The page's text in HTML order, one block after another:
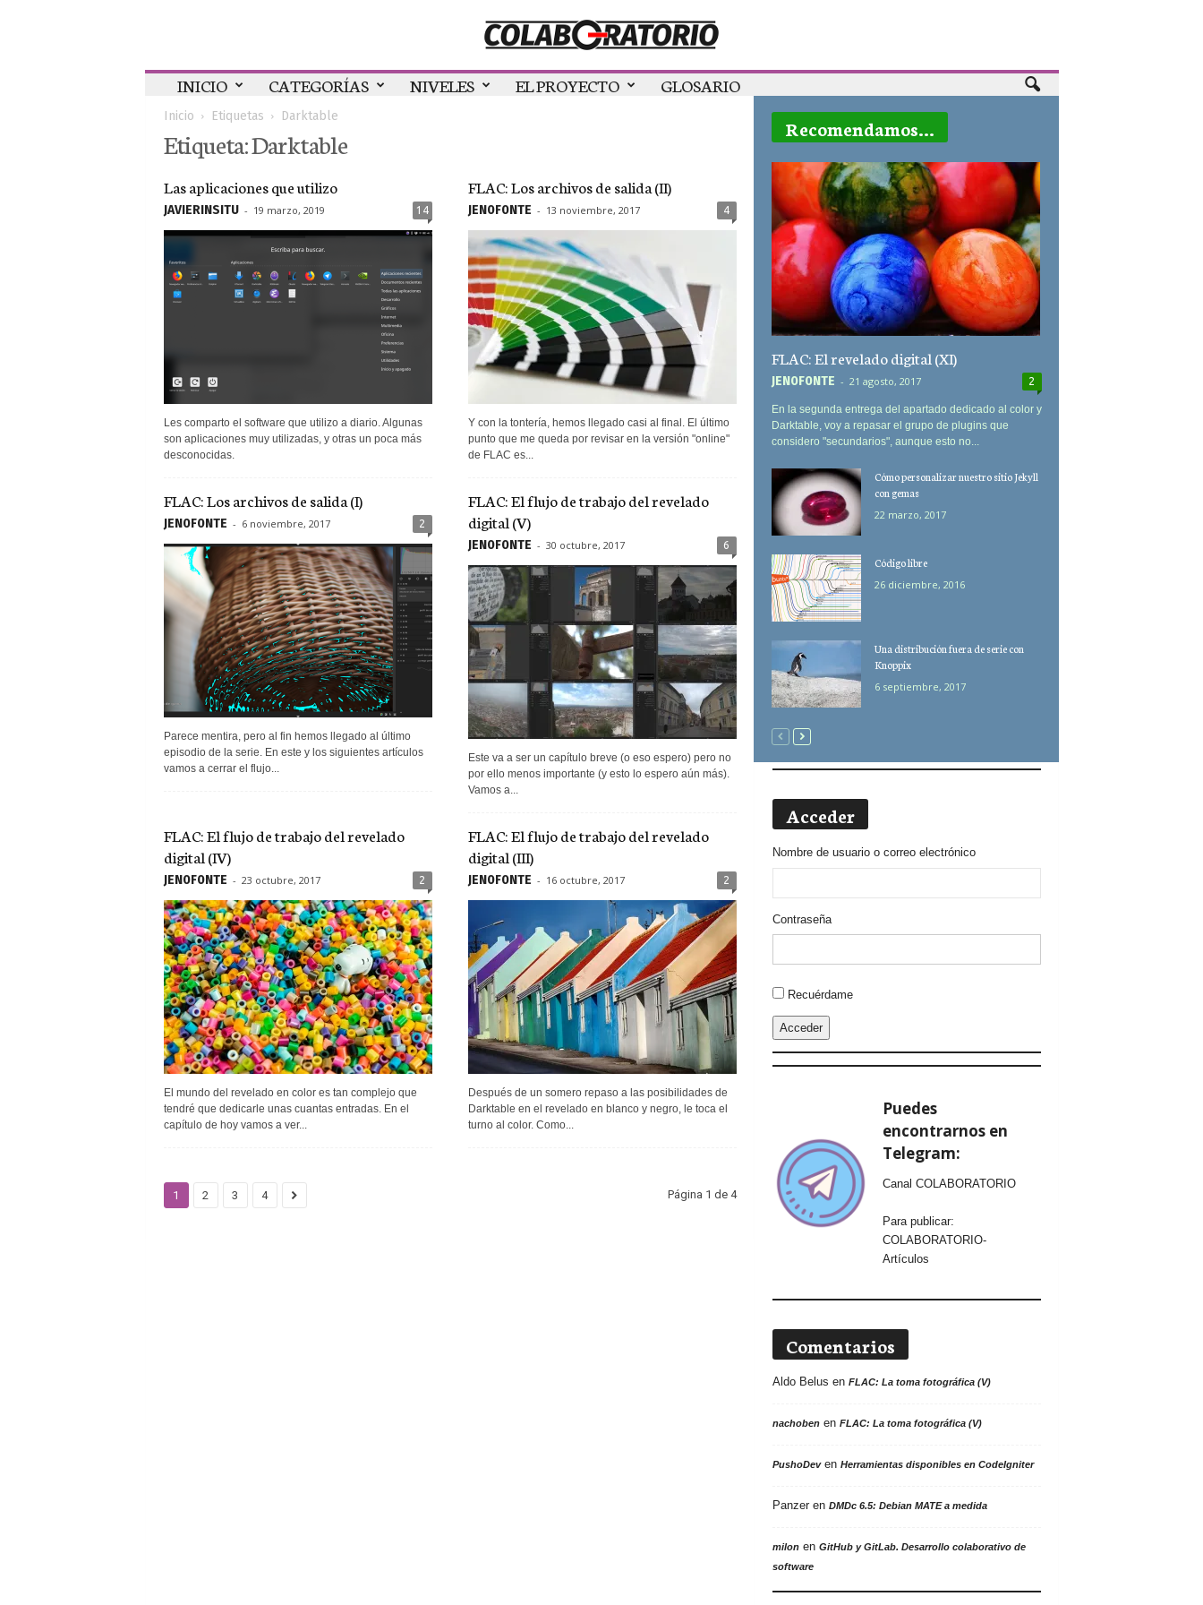
Colaboratorio
INICIO CATEGORÍAS NIVELES EL PROYECTO GLOSARIO
Inicio Etiquetas Darktable
Etiqueta: Darktable
Las aplicaciones que utilizo
JAVIERINSITU - 19 marzo, 2019 14
Les comparto el software que utilizo a diario. Algunas
son aplicaciones muy utilizadas, y otras un poca más
desconocidas.
FLAC: Los archivos de salida (II)
JEN0F0NTE - 13 noviembre, 2017 4
Y con la tontería, hemos llegado casi al final. El último
punto que me queda por revisar en la versión "online"
de FLAC es...
FLAC: Los archivos de salida (I)
JEN0F0NTE - 6 noviembre, 2017 2
Parece mentira, pero al fin hemos llegado al último
episodio de la serie. En este y los siguientes artículos
vamos a cerrar el flujo...
FLAC: El flujo de trabajo del revelado
digital (V)
JEN0F0NTE - 30 octubre, 2017 6
Este va a ser un capítulo breve (o eso espero) pero no
por ello menos importante (y esto lo espero aún más).
Vamos a...
FLAC: El flujo de trabajo del revelado
digital (IV)
JEN0F0NTE - 23 octubre, 2017 2
El mundo del revelado en color es tan complejo que
tendré que dedicarle unas cuantas entradas. En el
capítulo de hoy vamos a ver...
FLAC: El flujo de trabajo del revelado
digital (III)
JEN0F0NTE - 16 octubre, 2017 2
Después de un somero repaso a las posibilidades de
Darktable en el revelado en blanco y negro, le toca el
turno al color. Como...
1 2 3 4 Página 1 de 4
Recomendamos...
FLAC: El revelado digital (XI)
JEN0F0NTE - 21 agosto, 2017 2
En la segunda entrega del apartado dedicado al color y
Darktable, voy a repasar el grupo de plugins que
considero "secundarios", aunque esto no...
Cómo personalizar nuestro sitio Jekyll
con gemas
22 marzo, 2017
Código libre
26 diciembre, 2016
Una distribución fuera de serie con
Knoppix
6 septiembre, 2017
Acceder
Nombre de usuario o correo electrónico
Contraseña
Alternative:
Recuérdame
Acceder
Puedes
encontrarnos en
Telegram:
Canal COLABORATORIO
Para publicar:
COLABORATORIO-
Artículos
Comentarios
Aldo Belus en FLAC: La toma fotográfica (V)
nachobenen FLAC: La toma fotográfica (V)
PushoDeven Herramientas disponibles en CodeIgniter
Panzeren DMDc 6.5: Debian MATE a medida
milonen GitHub y GitLab. Desarrollo colaborativo de
software